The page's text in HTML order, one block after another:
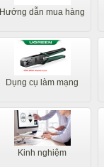
Hướng dẫn mua hàng
Dụng cụ làm mạng
Kinh nghiệm